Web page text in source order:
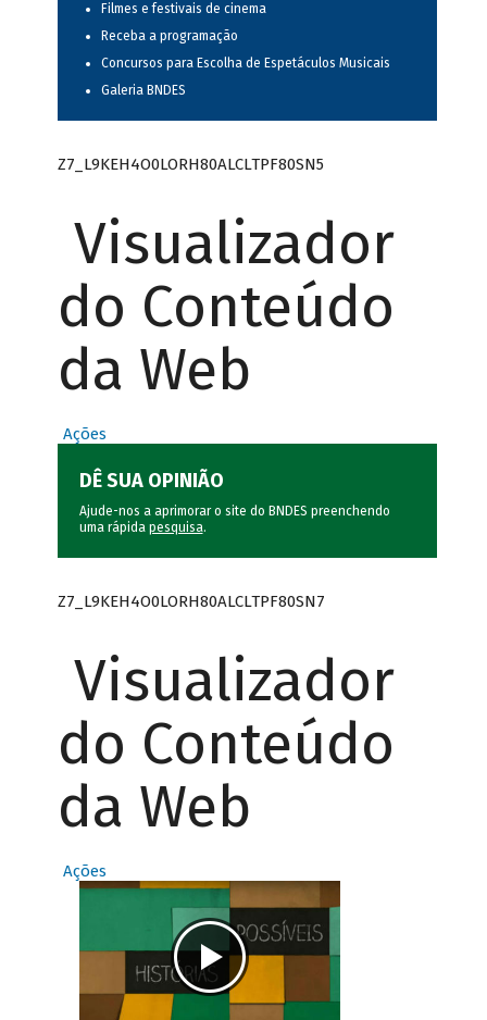
Filmes e festivais de cinema
Receba a programação
Concursos para Escolha de Espetáculos Musicais
Galeria BNDES
Z7_L9KEH4O0LORH80ALCLTPF80SN5
Visualizador
do Conteúdo
da Web
Ações
DÊ SUA OPINIÃO
Ajude-nos a aprimorar o site do BNDES preenchendo
uma rápida pesquisa.
Z7_L9KEH4O0LORH80ALCLTPF80SN7
Visualizador
do Conteúdo
da Web
Ações